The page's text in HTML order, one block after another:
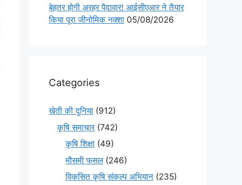
बेहतर होगी अरहर पैदावार! आईसीएआर ने तैयार
किया पूरा जीनोमिक नक्शा 05/08/2026
Categories
खेती की दुनिया (912)
कृषि समाचार(742)
कृषि शिक्षा (49)
मौसमी फसल(246)
विकसित कृषि संकल्प अभियान (235)